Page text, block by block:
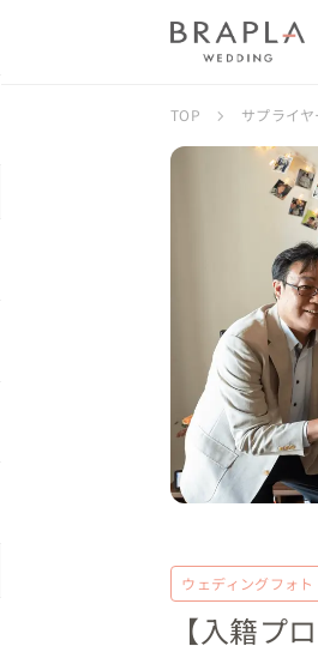
TOP サプライ
ウェディングフォト
【入籍プ